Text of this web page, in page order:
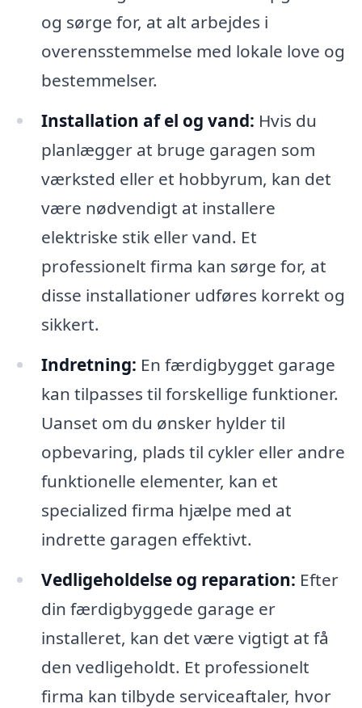
og sørge for, at alt arbejdes i
overensstemmelse med lokale love og
bestemmelser.
Installation af el og vand: Hvis du
planlægger at bruge garagen som
værksted eller et hobbyrum, kan det
være nødvendigt at installere
elektriske stik eller vand. Et
professionelt firma kan sørge for, at
disse installationer udføres korrekt og
sikkert.
Indretning: En færdigbygget garage
kan tilpasses til forskellige funktioner.
Uanset om du ønsker hylder til
opbevaring, plads til cykler eller andre
funktionelle elementer, kan et
specialized firma hjælpe med at
indrette garagen effektivt.
Vedligeholdelse og reparation: Efter
din færdigbyggede garage er
installeret, kan det være vigtigt at få
den vedligeholdt. Et professionelt
firma kan tilbyde serviceaftaler, hvor